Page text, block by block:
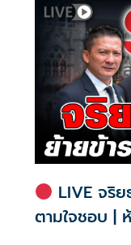
LIVE จริ
ตามใจชอบ |